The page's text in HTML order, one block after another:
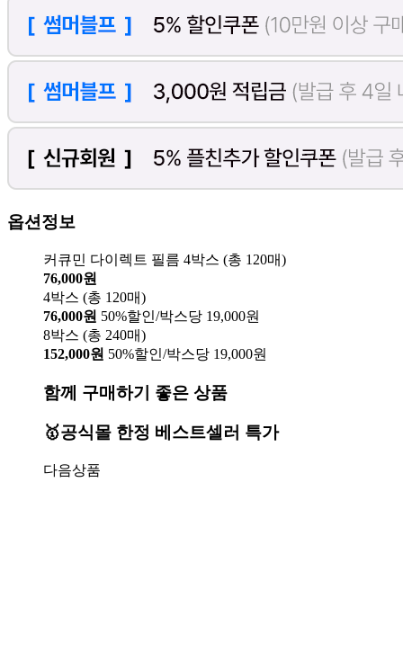
옵션정보
커큐민 다이렉트 필름 4박스 (총 120매)
76,000원
4박스 (총 120매)
76,000원 50%할인/박스당 19,000원
8박스 (총 240매)
152,000원 50%할인/박스당 19,000원
함께 구매하기 좋은 상품
🥇공식몰 한정 베스트셀러 특가
다음상품